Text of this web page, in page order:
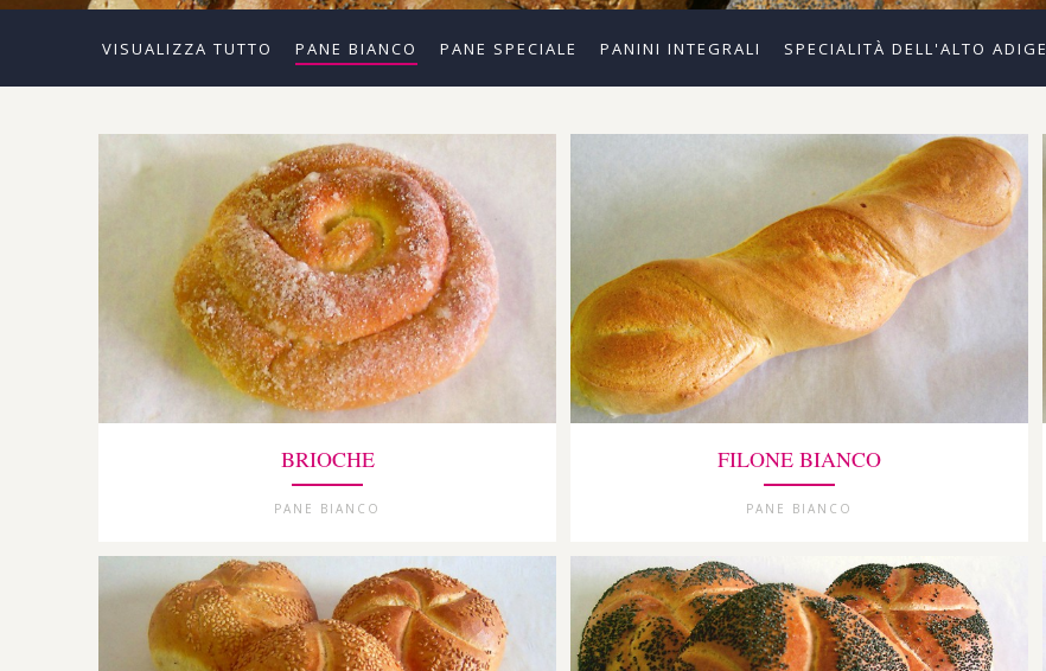
VISUALIZZA TUTTO PANE BIANCO PANE SPECIALE PANINI INTEGRALI SPECIALITÀ DELL'ALTO ADIGE
BRIOCHE
PANE BIANCO
FILONE BIANCO
PANE BIANCO